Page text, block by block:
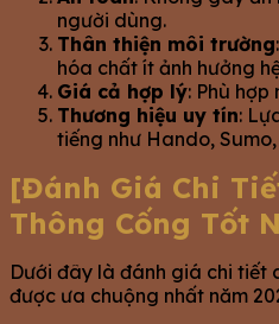
người dùng.
Thân thiện môi trường
hóa chất ít ảnh hưởng
Giá cả hợp lý: Phù
Thương hiệu uy tín:
tiếng như Hando,
[Đánh Giá Chi
Thông Cống Tốt
Dưới đây là đánh giá chi tiết
được ưa chuộng nhất năm